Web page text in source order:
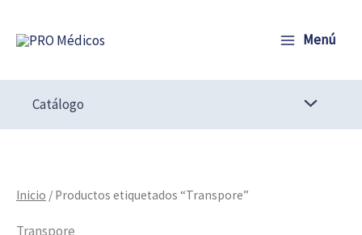
Menú
Catálogo
Inicio / Productos etiquetados “Transpore”
Transpore